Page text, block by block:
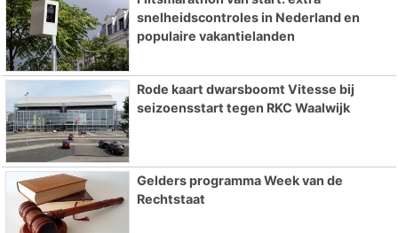
snelheidscontroles in Nederland en
populaire vakantielanden
Rode kaart dwarsboomt Vitesse bij
seizoensstart tegen RKC Waalwijk
Gelders programma Week van de
Rechtstaat